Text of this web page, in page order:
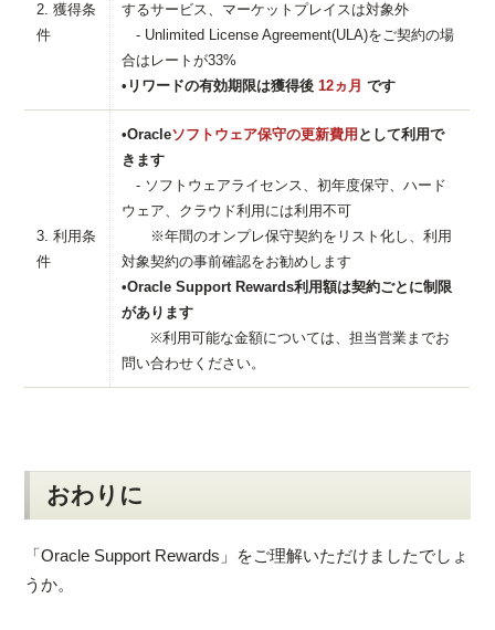
2. 獲得条
件
するサービス、マーケットプレイスは対象外
- Unlimited License Agreement(ULA)をご契約の場
合はレートが33%
•リワードの有効期限は獲得後12ヵ月です
3. 利用条
件
•Oracleソフトウェア保守の更新費用 として利用で
きます
- ソフトウェアライセンス、初年度保守、ハード
ウェア、クラウド利用には利用不可
※年間のオンプレ保守契約をリスト化し、利用
対象契約の事前確認をお勧めします
•Oracle Support Rewards利用額は契約ごとに制限
があります
※利用可能な金額については、担当営業までお
問い合わせください。
おわりに
「Oracle Support Rewards」をご理解いただけましたでしょ
うか。